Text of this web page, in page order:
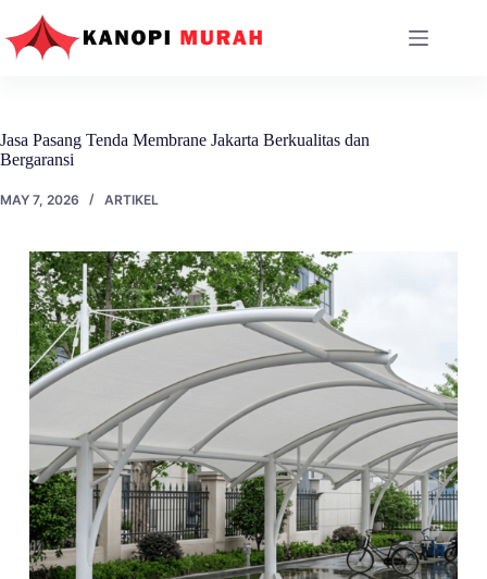
content
Jasa Pasang Tenda Membrane Jakarta Berkualitas dan
Bergaransi
MAY 7, 2026 ARTIKEL